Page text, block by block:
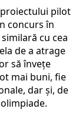
proiectului pilot
concurs în
cu cea
de a atrage
să învețe
mai buni, fie
dar și, de